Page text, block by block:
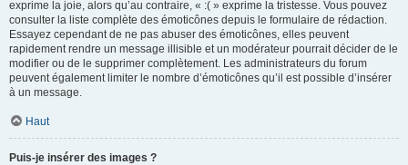
exprime la joie, alors qu’au contraire, « :( » exprime la tristesse. Vous pouvez
consulter la liste complète des émoticônes depuis le formulaire de rédaction.
Essayez cependant de ne pas abuser des émoticônes, elles peuvent
rapidement rendre un message illisible et un modérateur pourrait décider de le
modifier ou de le supprimer complètement. Les administrateurs du forum
peuvent également limiter le nombre d’émoticônes qu’il est possible d’insérer
à un message.
Haut
Puis-je insérer des images ?